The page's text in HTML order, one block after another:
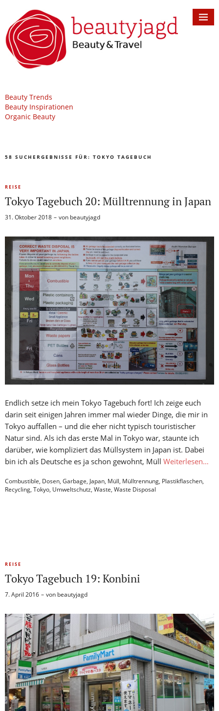
Beauty Trends
Beauty Inspirationen
Organic Beauty
58 SUCHERGEBNISSE FÜR: TOKYO TAGEBUCH
REISE
Tokyo Tagebuch 20: Mülltrennung in Japan
31. Oktober 2018 von beautyjagd
Endlich setze ich mein Tokyo Tagebuch fort! Ich zeige euch
darin seit einigen Jahren immer mal wieder Dinge, die mir in
Tokyo auffallen – und die eher nicht typisch touristischer
Natur sind. Als ich das erste Mal in Tokyo war, staunte ich
darüber, wie kompliziert das Müllsystem in Japan ist. Dabei
bin ich als Deutsche es ja schon gewohnt, Müll Weiterlesen…
Combustible, Dosen, Garbage, Japan, Müll, Mülltrennung, Plastikflaschen,
Recycling, Tokyo, Umweltschutz, Waste, Waste Disposal
REISE
Tokyo Tagebuch 19: Konbini
7. April 2016 von beautyjagd